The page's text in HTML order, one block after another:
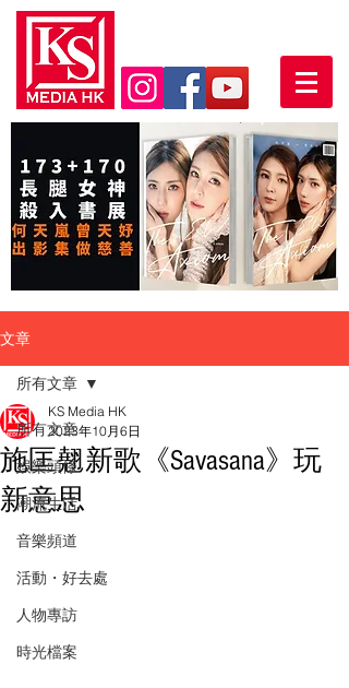
文章
所有文章
娛樂頭條
潮流生活
音樂頻道
活動・好去處
人物專訪
時光檔案
所有文章
施匡翹新歌《Savasana》玩
新意思
KS Media HK
2023年10月6日